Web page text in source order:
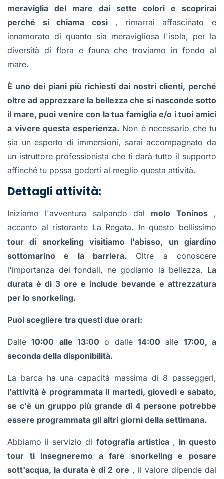
meraviglia del mare dai sette colori e scoprirai
perché si chiama così, rimarrai affascinato e
innamorato di quanto sia meravigliosa l'isola, per la
diversità di flora e fauna che troviamo in fondo al
mare.
È uno dei piani più richiesti dai nostri clienti, perché
oltre ad apprezzare la bellezza che si nasconde sotto
il mare, puoi venire con la tua famiglia e/o i tuoi amici
a vivere questa esperienza. Non è necessario che tu
sia un esperto di immersioni, sarai accompagnato da
un istruttore professionista che ti darà tutto il supporto
affinché tu possa goderti al meglio questa attività.
Dettagli attività:
Iniziamo l'avventura salpando dal molo Toninos,
accanto al ristorante La Regata. In questo bellissimo
tour di snorkeling visitiamo l'abisso, un giardino
sottomarino e la barriera. Oltre a conoscere
l'importanza dei fondali, ne godiamo la bellezza. La
durata è di 3 ore e include bevande e attrezzatura
per lo snorkeling.
Puoi scegliere tra questi due orari:
Dalle10:00 alle 13:00 o dalle14:00 alle 17:00, a
seconda della disponibilità.
La barca ha una capacità massima di 8 passeggeri,
l'attività è programmata il martedì, giovedì e sabato,
se c'è un gruppo più grande di 4 persone potrebbe
essere programmata gli altri giorni della settimana.
Abbiamo il servizio di fotografia artistica, in questo
tour ti insegneremo a fare snorkeling e posare
sott'acqua, la durata è di 2 ore , il valore dipende dal